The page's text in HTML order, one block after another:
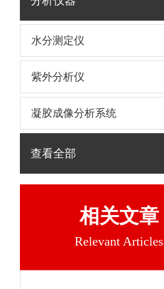
水分测定仪
紫外分析仪
凝胶成像分析系统
查看全部
相关文章
Relevant Articles